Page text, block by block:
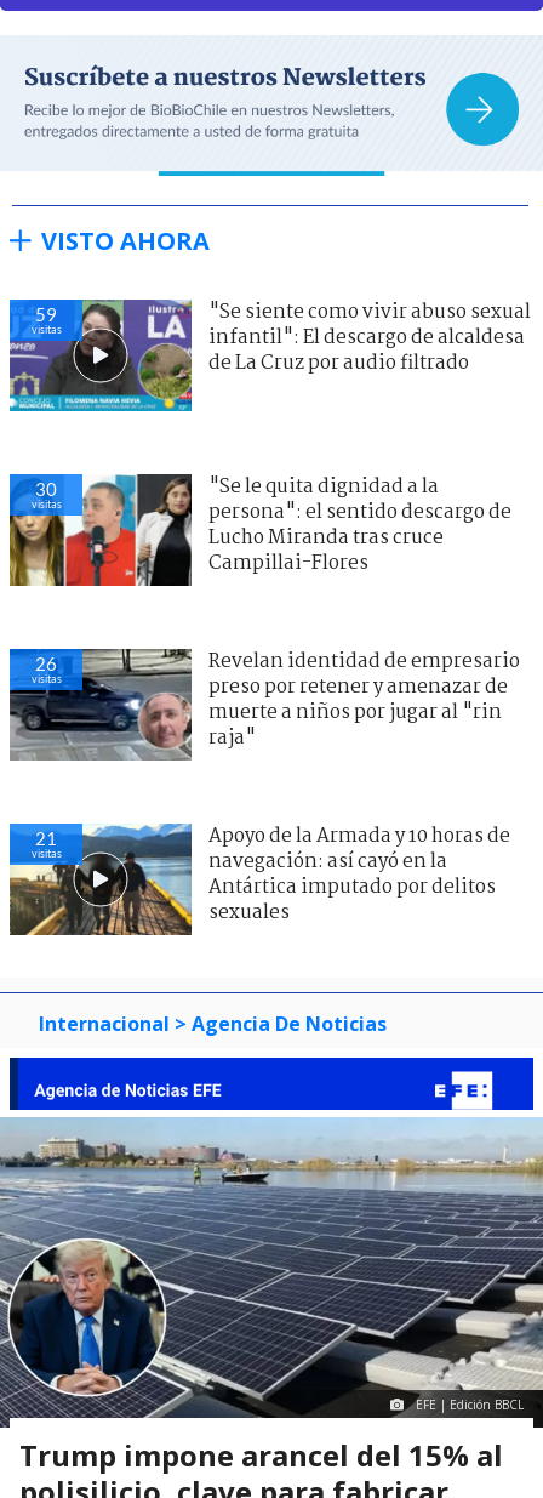
VISTO AHORA
59
visitas
"Se siente como vivir abuso sexual
infantil": El descargo de alcaldesa
de La Cruz por audio filtrado
30
visitas
"Se le quita dignidad a la
persona": el sentido descargo de
Lucho Miranda tras cruce
Campillai-Flores
26
visitas
Revelan identidad de empresario
preso por retener y amenazar de
muerte a niños por jugar al "rin
raja"
21
visitas
Apoyo de la Armada y 10 horas de
navegación: así cayó en la
Antártica imputado por delitos
sexuales
Internacional > Agencia De Noticias
EFE | Edición BBCL
Trump impone arancel del 15% al